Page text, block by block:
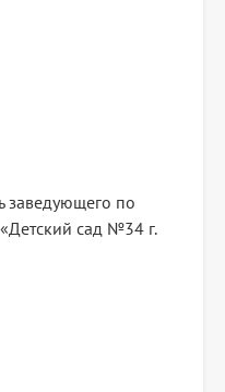
заведующего по
сад №34 г.